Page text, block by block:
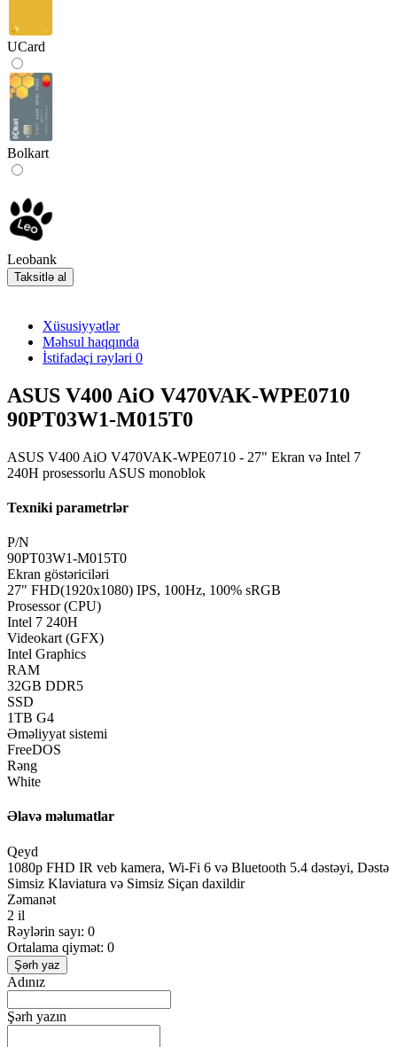
UCard
Bolkart
Leobank
Taksitlə al
Xüsusiyyətlər
Məhsul haqqında
İstifadəçi rəyləri 0
ASUS V400 AiO V470VAK-WPE0710
90PT03W1-M015T0
ASUS V400 AiO V470VAK-WPE0710 - 27" Ekran və Intel 7
240H prosessorlu ASUS monoblok
Texniki parametrlər
P/N
90PT03W1-M015T0
Ekran göstəriciləri
27" FHD(1920x1080) IPS, 100Hz, 100% sRGB
Prosessor (CPU)
Intel 7 240H
Videokart (GFX)
Intel Graphics
RAM
32GB DDR5
SSD
1TB G4
Əməliyyat sistemi
FreeDOS
Rəng
White
Əlavə məlumatlar
Qeyd
1080p FHD IR veb kamera, Wi-Fi 6 və Bluetooth 5.4 dəstəyi, Dəstə
Simsiz Klaviatura və Simsiz Siçan daxildir
Zəmanət
2 il
Rəylərin sayı: 0
Ortalama qiymət: 0
Şərh yaz
Adınız
Şərh yazın